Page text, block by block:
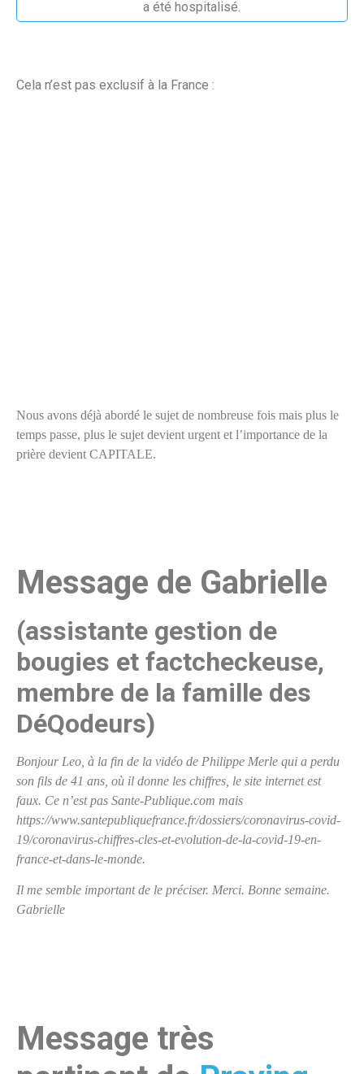
a été hospitalisé.
Cela n’est pas exclusif à la France :
Nous avons déjà abordé le sujet de nombreuse fois mais plus le
temps passe, plus le sujet devient urgent et l’importance de la
prière devient CAPITALE.
Message de Gabrielle
(assistante gestion de
bougies et factcheckeuse,
membre de la famille des
DéQodeurs)
Bonjour Leo, à la fin de la vidéo de Philippe Merle qui a perdu
son fils de 41 ans, où il donne les chiffres, le site internet est
faux. Ce n’est pas Sante-Publique.com mais
https://www.santepubliquefrance.fr/dossiers/coronavirus-covid-
19/coronavirus-chiffres-cles-et-evolution-de-la-covid-19-en-
france-et-dans-le-monde.
Il me semble important de le préciser. Merci. Bonne semaine.
Gabrielle
Message très